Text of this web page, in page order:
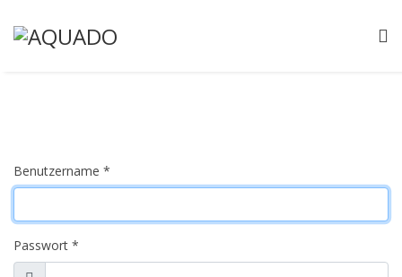
Benutzername *
Passwort *